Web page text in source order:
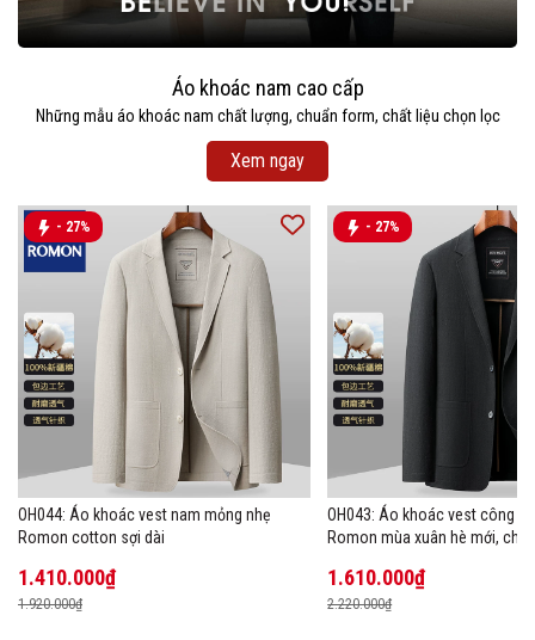
Áo khoác nam cao cấp
Những mẫu áo khoác nam chất lượng, chuẩn form, chất liệu chọn lọc
Xem ngay
- 27%
OH044: Áo khoác vest nam mỏng nhẹ
Romon cotton sợi dài
1.410.000₫
1.920.000₫
- 27%
OH043: Áo khoác vest công
Romon mùa xuân hè mới,
1.610.000₫
2.220.000₫